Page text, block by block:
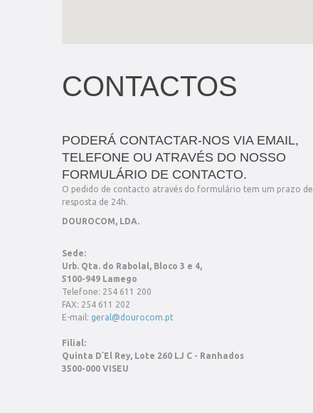
CONTACTOS
PODERÁ CONTACTAR-NOS VIA EMAIL,
TELEFONE OU ATRAVÉS DO NOSSO
FORMULÁRIO DE CONTACTO.
O pedido de contacto através do formulário tem um prazo de
resposta de 24h.
DOUROCOM, LDA.
Sede:
Urb. Qta. do Rabolal, Bloco 3 e 4,
5100-949 Lamego
Telefone: 254 611 200
FAX: 254 611 202
E-mail: geral@dourocom.pt
Filial:
Quinta D´El Rey, Lote 260 LJ C - Ranhados
3500-000 VISEU